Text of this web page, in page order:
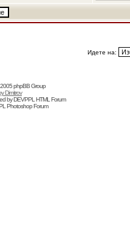
Идете на:
phpBB Group
Dimitrov
byDEVPPL HTML Forum
Photoshop Forum